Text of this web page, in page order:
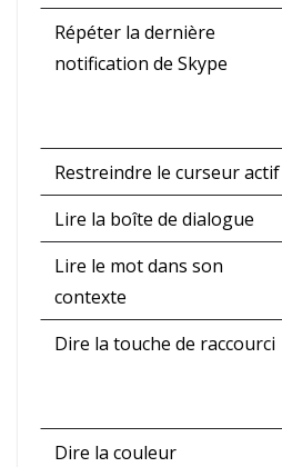
Répéter la dernière
notification de Skype
Restreindre le curseur actif
Lire la boîte de dialogue
Lire le mot dans son
contexte
Dire la touche de raccourci
Dire la couleur